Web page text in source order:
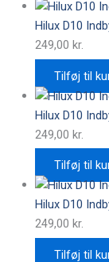
Hilux D10
249,00 kr.
Tilføj til
Hilux D10
249,00 kr.
Tilføj til
Hilux D10
249,00 kr.
Tilføj til